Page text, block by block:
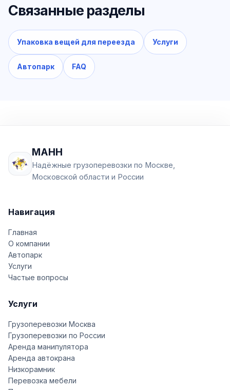
Связанные разделы
Упаковка вещей для переезда Услуги
Автопарк FAQ
МАНН
Надёжные грузоперевозки по Москве,
Московской области и России
Навигация
Главная
О компании
Автопарк
Услуги
Частые вопросы
Услуги
Грузоперевозки Москва
Грузоперевозки по России
Аренда манипулятора
Аренда автокрана
Низкорамник
Перевозка мебели